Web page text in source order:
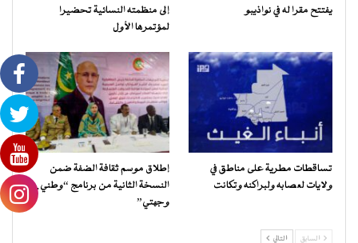
يفتتح مقرا له في نواذيبو
إلى منظمته النسائية تحضيرا
لمؤتمرها الأول
تساقطات مطرية على مناطق في
ولايات لعصابه ولبراكنه وتكانت
إطلاق موسم ثقافة الضفة ضمن
النسخة الثانية من برنامج “وطني…
وجهتي”
السابق التالي